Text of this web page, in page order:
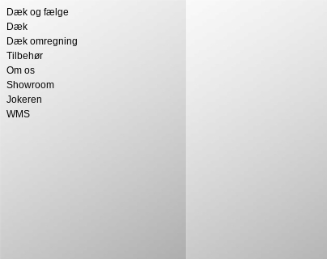
Dæk og fælge
Dæk
Dæk omregning
Tilbehør
Om os
Showroom
Jokeren
WMS